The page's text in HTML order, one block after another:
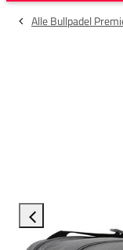
Alle Bullpadel